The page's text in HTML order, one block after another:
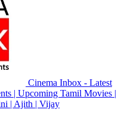
Cinema Inbox - Latest
| Upcoming Tamil Movies |
| Ajith | Vijay